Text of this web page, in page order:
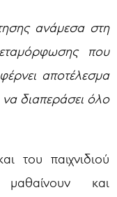
ανάμεσα στη
που
αποτέλεσμα
διαπεράσει όλο
του παιχνιδιού
μαθαίνουν και